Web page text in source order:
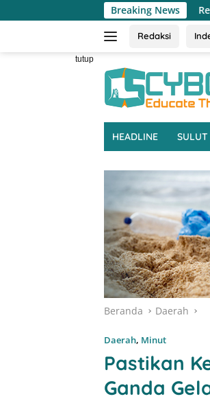
ke
Breaking News
Reses Jeane Laluyan, Warga
Redaksi
tutup
HEADLINE SULUT
Beranda Daerah
Daerah, Minut
Pastikan
Ganda